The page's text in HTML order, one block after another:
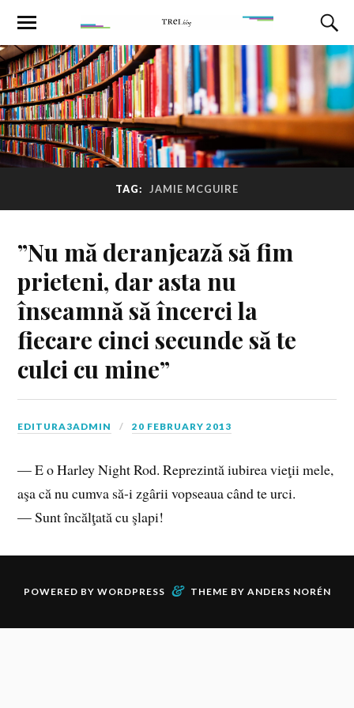
TAG: JAMIE MCGUIRE
”Nu mă deranjează să fim
prieteni, dar asta nu
înseamnă să încerci la
fiecare cinci secunde să te
culci cu mine”
EDITURA3ADMIN 20 FEBRUARY 2013
— E o Harley Night Rod. Reprezintă iubirea vieţii mele,
aşa că nu cumva să-i zgârii vopseaua când te urci.
— Sunt încălţată cu şlapi!
POWERED BY WORDPRESS & THEME BY ANDERS NORÉN